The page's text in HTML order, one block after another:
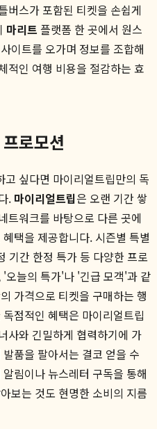
버스가 포함된 티켓을 손쉽게
마리트 플랫폼 한 곳에서 원스
이트를 오가며 정보를 조합해
적인 여행 비용을 절감하는 효
로모션
고 싶다면 마이리얼트립만의 독
. 마이리얼트립은 오랜 기간 쌓
트워크를 바탕으로 다른 곳에
택을 제공합니다. 시즌별 특별
기간 한정 특가 등 다양한 프로
오늘의 특가'나 '긴급 모객'과 같
가격으로 티켓을 구매하는 행
점적인 혜택은 마이리얼트립
사와 긴밀하게 협력하기에 가
품을 팔아서는 결코 얻을 수
림이나 뉴스레터 구독을 통해
보는 것도 현명한 소비의 지름